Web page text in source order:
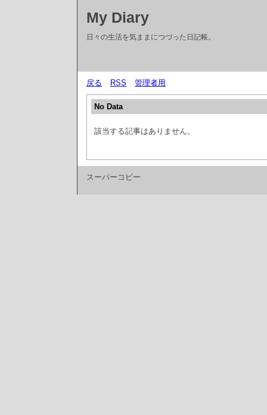
My Diary
日々の生活を気ままにつづった日記帳。
戻る RSS 管理者用
No Data
該当する記事はありません。
スーパーコピー